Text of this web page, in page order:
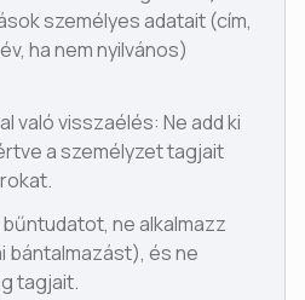
személyes adatait (cím,
ha nem nyilvános)
való visszaélés: Ne add ki
a személyzet tagjait
ne alkalmazz
bántalmazást), és ne
tagjait.